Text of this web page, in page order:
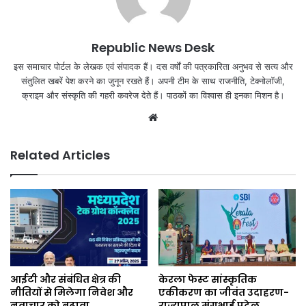
Republic News Desk
इस समाचार पोर्टल के लेखक एवं संपादक हैं। दस वर्षों की पत्रकारिता अनुभव से सत्य और
संतुलित खबरें पेश करने का जुनून रखते हैं। अपनी टीम के साथ राजनीति, टेक्नोलॉजी,
क्राइम और संस्कृति की गहरी कवरेज देते हैं। पाठकों का विश्वास ही इनका मिशन है।
Related Articles
आईटी और संबंधित क्षेत्र की
नीतियों से मिलेगा निवेश और
केरला फेस्ट सांस्कृतिक
एकीकरण का जीवंत उदाहरण-